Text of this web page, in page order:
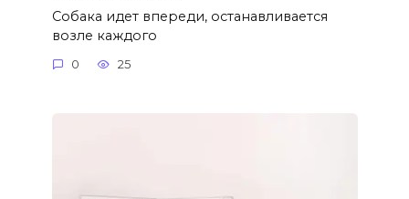
Собака идет впереди, останавливается
возле каждого
0 25